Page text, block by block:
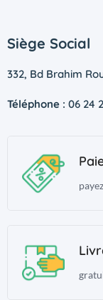
Siège Social
332, Bd Brahim
Téléphone : 06 24